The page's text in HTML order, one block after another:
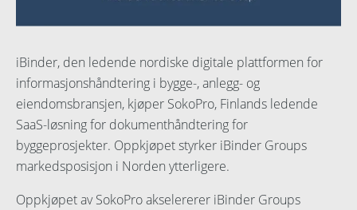
iBinder, den ledende nordiske digitale plattformen for
informasjonshåndtering i bygge-, anlegg- og
eiendomsbransjen, kjøper SokoPro, Finlands ledende
SaaS-løsning for dokumenthåndtering for
byggeprosjekter. Oppkjøpet styrker iBinder Groups
markedsposisjon i Norden ytterligere.
Oppkjøpet av SokoPro akselererer iBinder Groups